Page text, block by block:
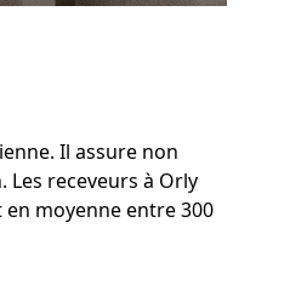
Il assure non
receveurs à Orly
moyenne entre 300